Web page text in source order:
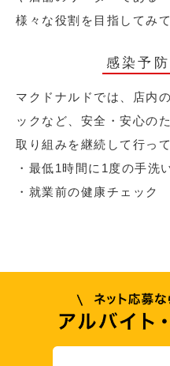
様々な役割を目指してみ
感染予
マクドナルドでは、店内
ックなど、安全・安心の
取り組みを継続して行っ
・最低1時間に1度の手洗
・就業前の健康チェック